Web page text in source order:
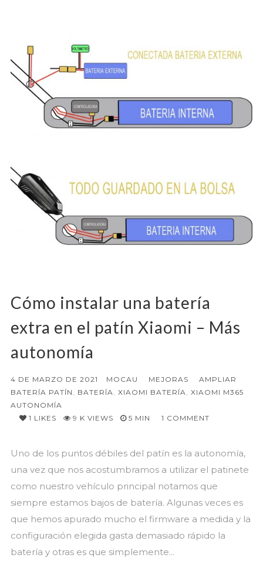
Cómo instalar una batería
extra en el patín Xiaomi – Más
autonomía
4 DE MARZO DE 2021 MOCAU MEJORAS
AMPLIAR
BATERÍA PATÍN
BATERÍA XIAOMI BATERÍA
XIAOMI M365
AUTONOMÍA
1 LIKES 9 K VIEWS 5 MIN 1 COMMENT
Uno de los puntos débiles del patín es la autonomía,
una vez que nos acostumbramos a utilizar el patinete
como nuestro vehículo principal notamos que
siempre estamos bajos de batería. Algunas veces es
que hemos apurado mucho el firmware a medida y la
configuración elegida gasta demasiado rápido la
batería y otras es que simplemente...